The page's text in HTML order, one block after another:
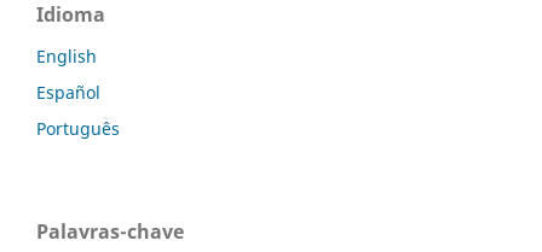
Idioma
English
Español
Português
Palavras-chave